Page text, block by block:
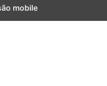
mobile